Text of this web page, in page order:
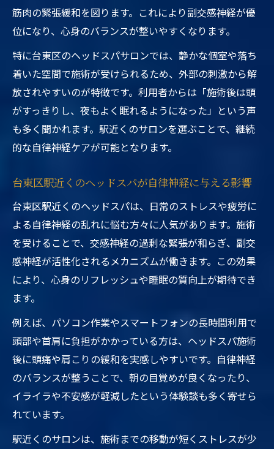
筋肉の緊張緩和を図ります。これにより副交感神経が優
位になり、心身のバランスが整いやすくなります。
特に台東区のヘッドスパサロンでは、静かな個室や落ち
着いた空間で施術が受けられるため、外部の刺激から解
放されやすいのが特徴です。利用者からは「施術後は頭
がすっきりし、夜もよく眠れるようになった」という声
も多く聞かれます。駅近くのサロンを選ぶことで、継続
的な自律神経ケアが可能となります。
台東区駅近くのヘッドスパが自律神経に与える影響
台東区駅近くのヘッドスパは、日常のストレスや疲労に
よる自律神経の乱れに悩む方々に人気があります。施術
を受けることで、交感神経の過剰な緊張が和らぎ、副交
感神経が活性化されるメカニズムが働きます。この効果
により、心身のリフレッシュや睡眠の質向上が期待でき
ます。
例えば、パソコン作業やスマートフォンの長時間利用で
頭部や首肩に負担がかかっている方は、ヘッドスパ施術
後に頭痛や肩こりの緩和を実感しやすいです。自律神経
のバランスが整うことで、朝の目覚めが良くなったり、
イライラや不安感が軽減したという体験談も多く寄せら
れています。
駅近くのサロンは、施術までの移動が短くストレスが少